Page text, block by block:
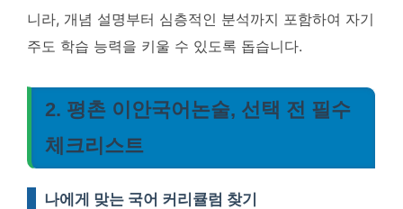
니라, 개념 설명부터 심층적인 분석까지 포함하여 자기
주도 학습 능력을 키울 수 있도록 돕습니다.
2. 평촌 이안국어논술, 선택 전 필수
체크리스트
나에게 맞는 국어 커리큘럼 찾기